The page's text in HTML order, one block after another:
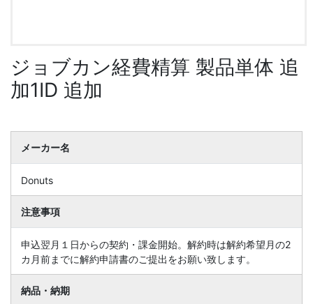
ジョブカン経費精算 製品単体 追
加1ID 追加
メーカー名
Donuts
注意事項
申込翌月１日からの契約・課金開始。解約時は解約希望月の2
カ月前までに解約申請書のご提出をお願い致します。
納品・納期